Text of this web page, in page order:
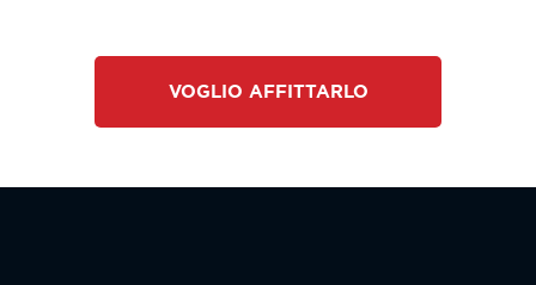
VOGLIO AFFITTARLO